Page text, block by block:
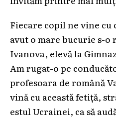
Fiecare copil ne vine cu
avut o mare bucurie s-o
Ivanova, elevă la
Am rugat-o pe
profesoara de română
vină cu această fetiță,
estul Ucrainei, ca să